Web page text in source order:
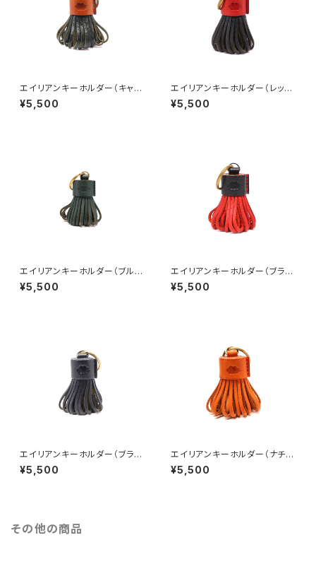
エイリアンキーホルダー（キャメ
ル×ブルー）バイカラー仕様
¥5,500
エイリアンキーホルダー（レッド
×ブラック）バイカラー仕様
¥5,500
エイリアンキーホルダー（ブル
ー）
¥5,500
エイリアンキーホルダー（ブラッ
ク×レッド）バイカラー仕様
¥5,500
エイリアンキーホルダー（ブラッ
ク）
¥5,500
エイリアンキーホルダー（ナチュ
ラル）
¥5,500
その他の商品